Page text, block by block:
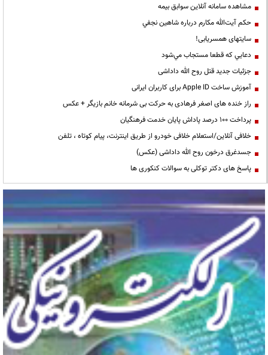
مشاهده سامانه آنلاين سوابق بیمه
حكم آيت‌الله مكارم درباره شاهين نجفي
سایتهای همسریابی!
دعايي كه قطعا مستجاب مي‌شود
جزئیات جدید قتل روح الله داداشی
آموزش ساخت Apple ID برای کاربران ایرانی
راز خنده های اصغر فرهادی به حرکت بی شرمانه خانم بازیگر + عکس
پرداخت ۱۰۰ درصد پاداش پایان خدمت فرهنگیان
خلافی آنلاین/استعلام خلافی خودرو از طریق اینترنت، پیام کوتاه ، تلفن
جسدغرق درخون روح الله داداشی (عکس)
پاسخ های دکتر توکلی به سوالات کنکوری ها